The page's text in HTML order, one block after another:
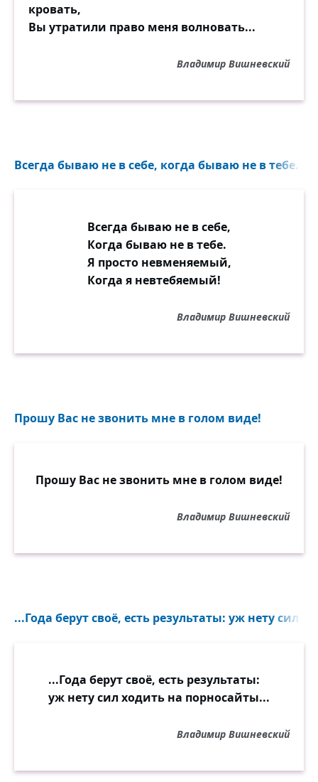
кровать,
Вы утратили право меня волновать...
Владимир Вишневский
Всегда бываю не в себе, когда бываю не в тебе...
Всегда бываю не в себе,
Когда бываю не в тебе.
Я просто невменяемый,
Когда я невтебяемый!
Владимир Вишневский
Прошу Вас не звонить мне в голом виде!
Прошу Вас не звонить мне в голом виде!
Владимир Вишневский
...Года берут своё, есть результаты: уж нету сил
...Года берут своё, есть результаты:
уж нету сил ходить на порносайты...
Владимир Вишневский